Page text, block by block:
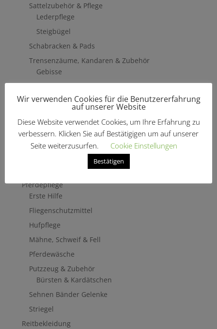
Sattelzubehör & Pflege
Lederpflege
Steigbügel
Schabracken & Pads
Trensenzäume, Kandaren & Zubehör
Gebisse
Hilfszügel
Trensenzäume
Zaumbaukasten
Stirnriemen
Pferdepflege
Erste Hilfe
Fliegenschutzmittel
Hufpflege
Mähne, Schweif & Fell
Pferdewäsche
Putzzeug & Zubehör
Bürsten & Kardätschen
Sehnen Bänder Gelenke
Striegel
Reitbekleidung
Wir verwenden Cookies für die Benutzererfahrung
auf unserer Website
Diese Website verwendet Cookies, um Ihre Erfahrung zu
verbessern. Klicken Sie auf Bestätigigen um auf unserer
Seite weiterzusurfen.
Cookie Einstellungen
Bestätigen